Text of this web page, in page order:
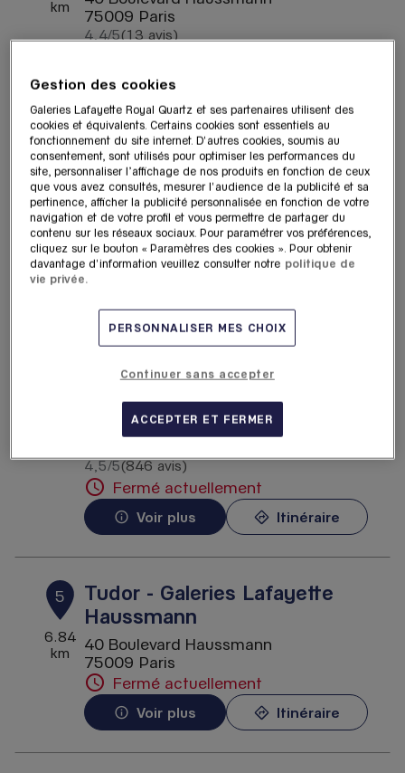
km
75009 Paris
4,4/5Note de 4.4 sur 5
(13 avis)
Voir plus
3
6.84
km
HO&JO Vintage - Galeries
Lafayette Haussmann
40 Boulevard Haussmann
75009 Paris
4,7/5Note de 4.7 sur 5
(26 avis)
Fermé actuellement
Rolex - Galeries Lafayette
Haussmann
40 Boulevard Haussmann
4,5/5Note de 4.5 sur 5
(846 avis)
Fermé actuellement
Voir plus Itinéraire
5
6.84
km
Tudor - Galeries Lafayette
Haussmann
40 Boulevard Haussmann
75009 Paris
Fermé actuellement
Voir plus Itinéraire
Gestion des cookies
Galeries Lafayette Royal Quartz et ses partenaires utilisent des
cookies et équivalents. Certains cookies sont essentiels au
fonctionnement du site internet. D'autres cookies, soumis au
consentement, sont utilisés pour optimiser les performances du
site, personnaliser l’affichage de nos produits en fonction de ceux
que vous avez consultés, mesurer l'audience de la publicité et sa
pertinence, afficher la publicité personnalisée en fonction de votre
navigation et de votre profil et vous permettre de partager du
contenu sur les réseaux sociaux. Pour paramétrer vos préférences,
cliquez sur le bouton « Paramètres des cookies ». Pour obtenir
davantage d'information veuillez consulter notre politique de
vie privée.
PERSONNALISER MES CHOIX
Continuer sans accepter
ACCEPTER ET FERMER